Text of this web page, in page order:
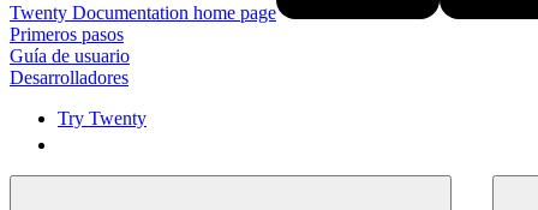
Twenty Documentation home page
Primeros pasos
Guía de usuario
Desarrolladores
Try Twenty